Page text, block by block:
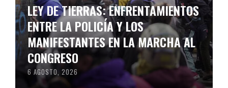
LEY DE TIERRAS: ENFRENTAMIENTOS
ENTRE LA POLICÍA Y LOS
MANIFESTANTES EN LA MARCHA AL
CONGRESO
6 AGOSTO, 2026